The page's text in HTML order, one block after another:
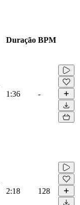
Duração BPM
1:36 -
2:18 128